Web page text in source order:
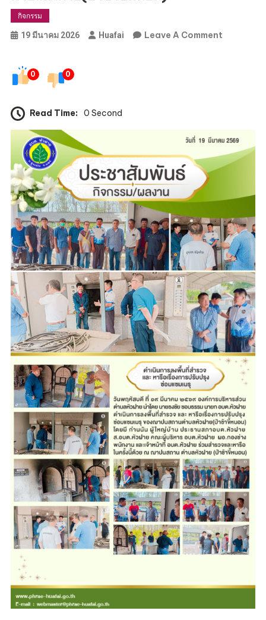
กิจกรรม
19 มีนาคม 2026 Huafai Leave A CommentOn
หารือ
เรื่อง
การ
ซ่อมแซม
ของ
ฌาปนสถาน
ตำบล
หัว
ฝาย(ป่าช้า
ขี้
หนอน)
0 0
Read Time: 0 Second